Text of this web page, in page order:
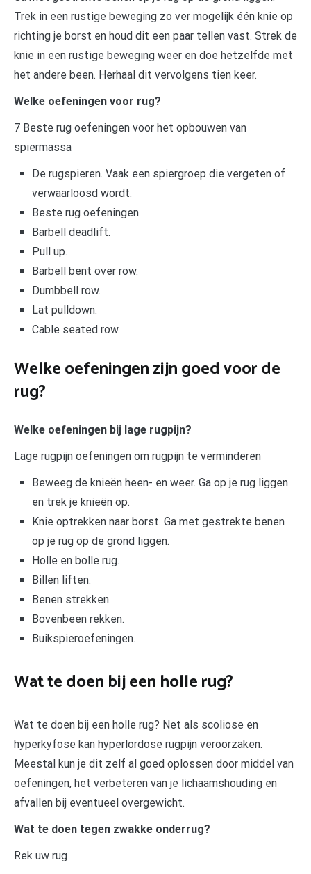
Trek in een rustige beweging zo ver mogelijk één knie op
richting je borst en houd dit een paar tellen vast. Strek de
knie in een rustige beweging weer en doe hetzelfde met
het andere been. Herhaal dit vervolgens tien keer.
Welke oefeningen voor rug?
7 Beste rug oefeningen voor het opbouwen van
spiermassa
De rugspieren. Vaak een spiergroep die vergeten of
verwaarloosd wordt.
Beste rug oefeningen.
Barbell deadlift.
Pull up.
Barbell bent over row.
Dumbbell row.
Lat pulldown.
Cable seated row.
Welke oefeningen zijn goed voor de
rug?
Welke oefeningen bij lage rugpijn?
Lage rugpijn oefeningen om rugpijn te verminderen
Beweeg de knieën heen- en weer. Ga op je rug liggen
en trek je knieën op.
Knie optrekken naar borst. Ga met gestrekte benen
op je rug op de grond liggen.
Holle en bolle rug.
Billen liften.
Benen strekken.
Bovenbeen rekken.
Buikspieroefeningen.
Wat te doen bij een holle rug?
Wat te doen bij een holle rug? Net als scoliose en
hyperkyfose kan hyperlordose rugpijn veroorzaken.
Meestal kun je dit zelf al goed oplossen door middel van
oefeningen, het verbeteren van je lichaamshouding en
afvallen bij eventueel overgewicht.
Wat te doen tegen zwakke onderrug?
Rek uw rug